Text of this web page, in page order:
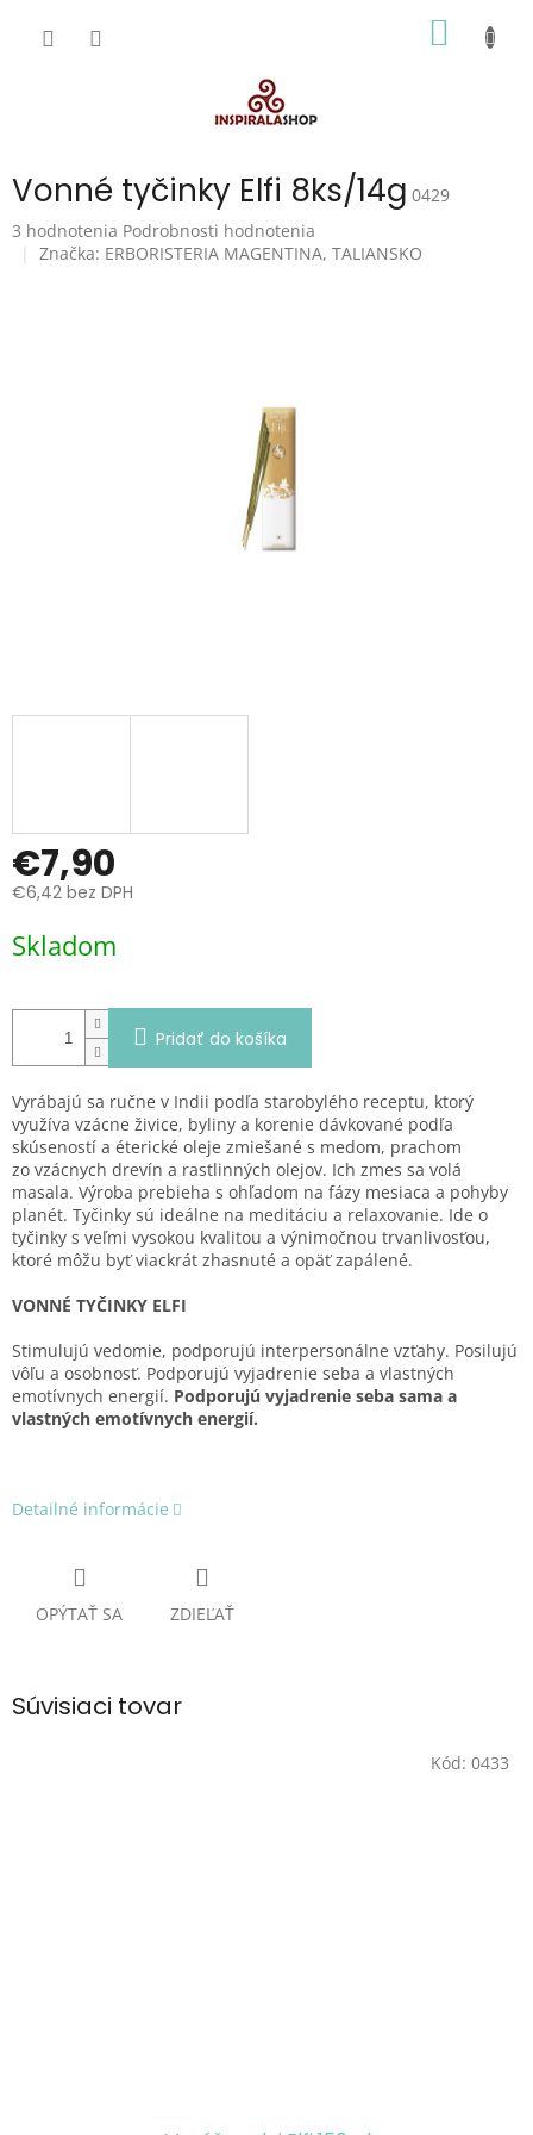
Vonné tyčinky Elfi 8ks/14g 0429
Priemerné
hodnotenie
3 hodnotenia Podrobnosti hodnotenia
Značka: ERBORISTERIA MAGENTINA, TALIANSKO
€7,90
€6,42 bez DPH
cena:
Skladom
Pridať do košíka
Vyrábajú sa ručne v Indii podľa starobylého receptu, ktorý
využíva vzácne živice, byliny a korenie dávkované podľa
skúseností a éterické oleje zmiešané s medom, prachom
zo vzácnych drevín a rastlinných olejov. Ich zmes sa volá
masala. Výroba prebieha s ohľadom na fázy mesiaca a pohyby
planét. Tyčinky sú ideálne na meditáciu a relaxovanie. Ide o
tyčinky s veľmi vysokou kvalitou a výnimočnou trvanlivosťou,
ktoré môžu byť viackrát zhasnuté a opäť zapálené.
VONNÉ TYČINKY ELFI
Stimulujú vedomie, podporujú interpersonálne vzťahy. Posilujú
vôľu a osobnosť. Podporujú vyjadrenie seba a vlastných
emotívnych energií. Podporujú vyjadrenie seba sama a
vlastných emotívnych energií.
Detailné informácie
OPÝTAŤ SA ZDIEĽAŤ
Súvisiaci tovar
Kód: 0433